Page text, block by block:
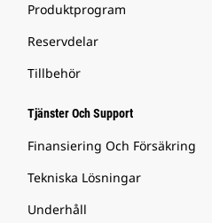
Produktprogram
Reservdelar
Tillbehör
Tjänster Och Support
Finansiering Och Försäkring
Tekniska Lösningar
Underhåll